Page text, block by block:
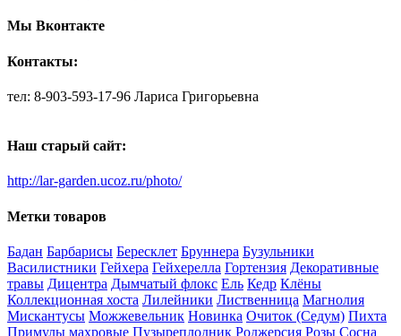
Мы Вконтакте
Контакты:
тел: 8-903-593-17-96 Лариса Григорьевна
Наш старый сайт:
http://lar-garden.ucoz.ru/photo/
Метки товаров
Бадан Барбарисы Бересклет Бруннера Бузульники
Василистники Гейхера Гейхерелла Гортензия Декоративные
травы Дицентра Дымчатый флокс Ель Кедр Клёны
Коллекционная хоста Лилейники Лиственница Магнолия
Мискантусы Можжевельник Новинка Очиток (Седум) Пихта
Примулы махровые Пузыреплодник Роджерсия Розы Сосна